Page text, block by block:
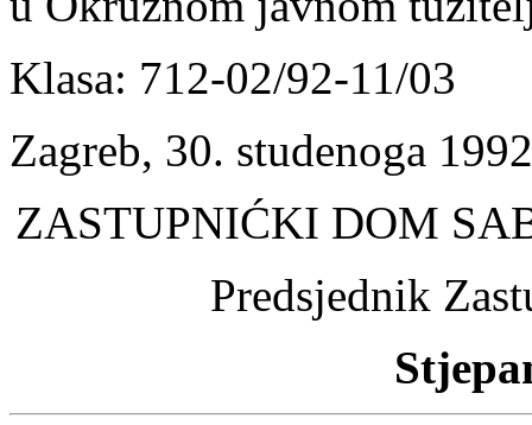
Klasa: 712-02/92-11/03
Zagreb, 30. studenoga
ZASTUPNIĆKI DOM
Predsjednik